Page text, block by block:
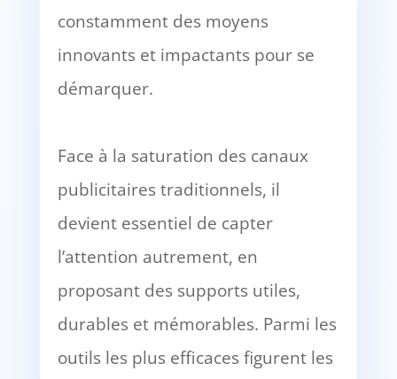
constamment des moyens
innovants et impactants pour se
démarquer.
Face à la saturation des canaux
publicitaires traditionnels, il
devient essentiel de capter
l’attention autrement, en
proposant des supports utiles,
durables et mémorables. Parmi les
outils les plus efficaces figurent les